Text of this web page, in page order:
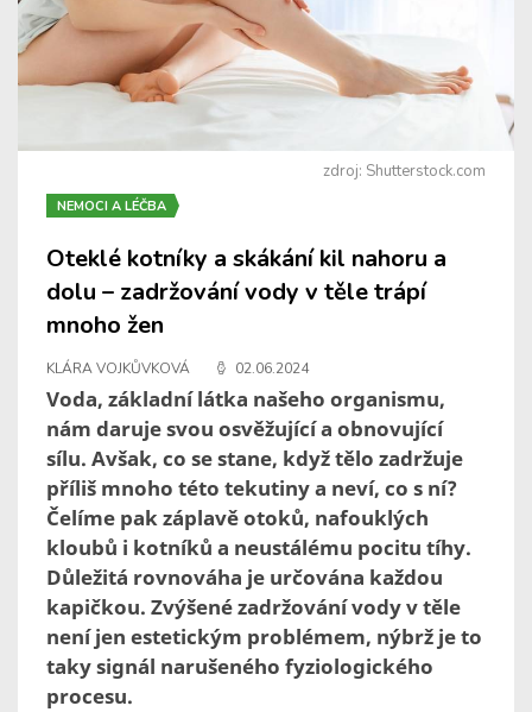
zdroj: Shutterstock.com
NEMOCI A LÉČBA
Oteklé kotníky a skákání kil nahoru a
dolu – zadržování vody v těle trápí
mnoho žen
KLÁRA VOJKŮVKOVÁ 02.06.2024
Voda, základní látka našeho organismu,
nám daruje svou osvěžující a obnovující
sílu. Avšak, co se stane, když tělo zadržuje
příliš mnoho této tekutiny a neví, co s ní?
Čelíme pak záplavě otoků, nafouklých
kloubů i kotníků a neustálému pocitu tíhy.
Důležitá rovnováha je určována každou
kapičkou. Zvýšené zadržování vody v těle
není jen estetickým problémem, nýbrž je to
taky signál narušeného fyziologického
procesu.